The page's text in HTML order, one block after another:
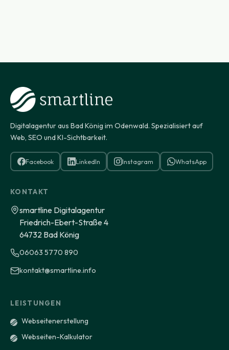
Digitalagentur aus Bad König im Odenwald. Spezialisiert auf
Web, SEO und KI-Sichtbarkeit.
Facebook LinkedIn Instagram WhatsApp
KONTAKT
smartline Digitalagentur
Friedrich-Ebert-Straße 4
64732 Bad König
06063 5770 890
kontakt@smartline.info
LEISTUNGEN
Webseitenerstellung
Webseiten-Kalkulator